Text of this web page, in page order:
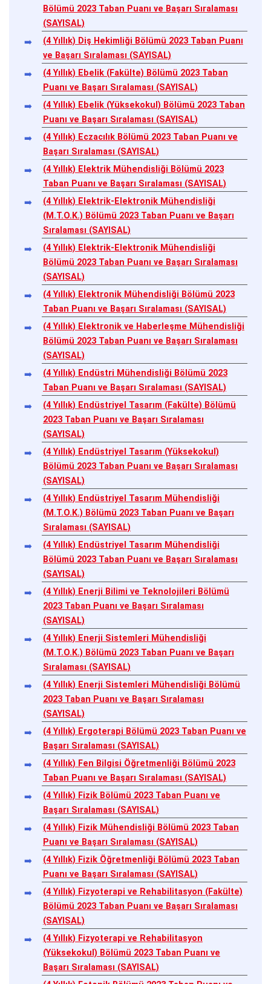
Bölümü 2023 Taban Puanı ve Başarı Sıralaması
(SAYISAL)
(4 Yıllık) Diş Hekimliği Bölümü 2023 Taban Puanı
ve Başarı Sıralaması (SAYISAL)
(4 Yıllık) Ebelik (Fakülte) Bölümü 2023 Taban
Puanı ve Başarı Sıralaması (SAYISAL)
(4 Yıllık) Ebelik (Yüksekokul) Bölümü 2023 Taban
Puanı ve Başarı Sıralaması (SAYISAL)
(4 Yıllık) Eczacılık Bölümü 2023 Taban Puanı ve
Başarı Sıralaması (SAYISAL)
(4 Yıllık) Elektrik Mühendisliği Bölümü 2023
Taban Puanı ve Başarı Sıralaması (SAYISAL)
(4 Yıllık) Elektrik-Elektronik Mühendisliği
(M.T.O.K.) Bölümü 2023 Taban Puanı ve Başarı
Sıralaması (SAYISAL)
(4 Yıllık) Elektrik-Elektronik Mühendisliği
Bölümü 2023 Taban Puanı ve Başarı Sıralaması
(SAYISAL)
(4 Yıllık) Elektronik Mühendisliği Bölümü 2023
Taban Puanı ve Başarı Sıralaması (SAYISAL)
(4 Yıllık) Elektronik ve Haberleşme Mühendisliği
Bölümü 2023 Taban Puanı ve Başarı Sıralaması
(SAYISAL)
(4 Yıllık) Endüstri Mühendisliği Bölümü 2023
Taban Puanı ve Başarı Sıralaması (SAYISAL)
(4 Yıllık) Endüstriyel Tasarım (Fakülte) Bölümü
2023 Taban Puanı ve Başarı Sıralaması
(SAYISAL)
(4 Yıllık) Endüstriyel Tasarım (Yüksekokul)
Bölümü 2023 Taban Puanı ve Başarı Sıralaması
(SAYISAL)
(4 Yıllık) Endüstriyel Tasarım Mühendisliği
(M.T.O.K.) Bölümü 2023 Taban Puanı ve Başarı
Sıralaması (SAYISAL)
(4 Yıllık) Endüstriyel Tasarım Mühendisliği
Bölümü 2023 Taban Puanı ve Başarı Sıralaması
(SAYISAL)
(4 Yıllık) Enerji Bilimi ve Teknolojileri Bölümü
2023 Taban Puanı ve Başarı Sıralaması
(SAYISAL)
(4 Yıllık) Enerji Sistemleri Mühendisliği
(M.T.O.K.) Bölümü 2023 Taban Puanı ve Başarı
Sıralaması (SAYISAL)
(4 Yıllık) Enerji Sistemleri Mühendisliği Bölümü
2023 Taban Puanı ve Başarı Sıralaması
(SAYISAL)
(4 Yıllık) Ergoterapi Bölümü 2023 Taban Puanı ve
Başarı Sıralaması (SAYISAL)
(4 Yıllık) Fen Bilgisi Öğretmenliği Bölümü 2023
Taban Puanı ve Başarı Sıralaması (SAYISAL)
(4 Yıllık) Fizik Bölümü 2023 Taban Puanı ve
Başarı Sıralaması (SAYISAL)
(4 Yıllık) Fizik Mühendisliği Bölümü 2023 Taban
Puanı ve Başarı Sıralaması (SAYISAL)
(4 Yıllık) Fizik Öğretmenliği Bölümü 2023 Taban
Puanı ve Başarı Sıralaması (SAYISAL)
(4 Yıllık) Fizyoterapi ve Rehabilitasyon (Fakülte)
Bölümü 2023 Taban Puanı ve Başarı Sıralaması
(SAYISAL)
(4 Yıllık) Fizyoterapi ve Rehabilitasyon
(Yüksekokul) Bölümü 2023 Taban Puanı ve
Başarı Sıralaması (SAYISAL)